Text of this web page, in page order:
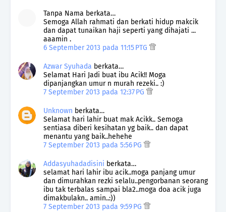
Tanpa Nama berkata…
Semoga Allah rahmati dan berkati hidup makcik
dan dapat tunaikan haji seperti yang dihajati ...
aaamin .
6 September 2013 pada 11:15 PTG
Azwar Syuhada berkata…
Selamat Hari Jadi buat ibu Acik!! Moga
dipanjangkan umur n murah rezeki.. :)
7 September 2013 pada 12:37 PG
Unknown berkata…
Selamat hari lahir buat mak Acikk.. Semoga
sentiasa diberi kesihatan yg baik.. dan dapat
menantu yang baik..hehehe
7 September 2013 pada 5:56 PG
Addasyuhadadisini berkata…
selamat hari lahir ibu acik..moga panjang umur
dan dimurahkan rezki selalu..pengorbanan seorang
ibu tak terbalas sampai bla2..moga doa acik juga
dimakbulakn.. amin..:))
7 September 2013 pada 9:59 PG